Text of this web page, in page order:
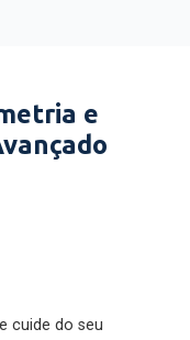
e
cuide do seu